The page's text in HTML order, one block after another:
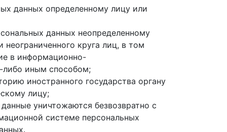
данных определенному лицу или
данных неопределенному
круга лиц, в том
в информационно-
либо иным способом;
иностранного государства органу
лицу;
уничтожаются безвозвратно с
системе персональных